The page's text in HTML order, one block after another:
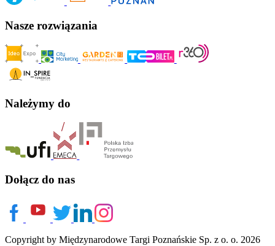
Nasze rozwiązania
Należymy do
Dołącz do nas
Copyright by Międzynarodowe Targi Poznańskie Sp. z o. o. 2026